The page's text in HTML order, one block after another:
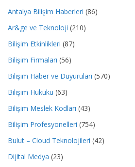
Antalya Bilişim Haberleri (86)
Ar&ge ve Teknoloji (210)
Bilişim Etkinlikleri (87)
Bilişim Firmaları (56)
Bilişim Haber ve Duyuruları (570)
Bilişim Hukuku (63)
Bilişim Meslek Kodları (43)
Bilişim Profesyonelleri (754)
Bulut – Cloud Teknolojileri (42)
Dijital Medya (23)